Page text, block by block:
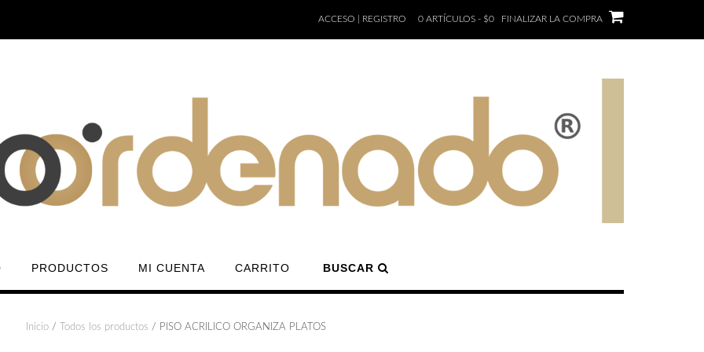
ACCESO | REGISTRO 0 ARTÍCULOS - $0 FINALIZAR LA COMPRA
PRODUCTOS MI CUENTA CARRITO BUSCAR
Inicio / Todos los productos / PISO ACRILICO ORGANIZA PLATOS